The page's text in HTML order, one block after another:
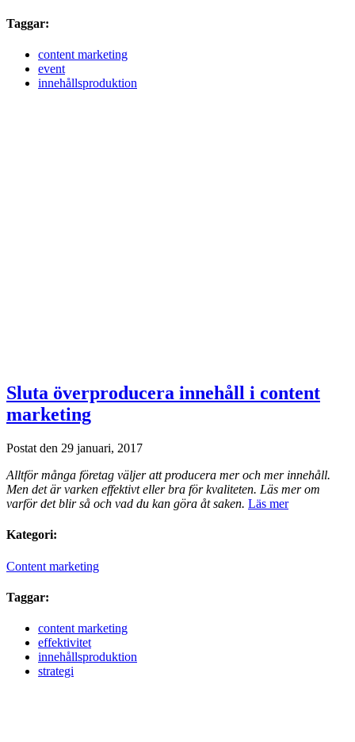
Taggar:
content marketing
event
innehållsproduktion
Sluta överproducera innehåll i content
marketing
Postat den 29 januari, 2017
Alltför många företag väljer att producera mer och mer innehåll.
Men det är varken effektivt eller bra för kvaliteten. Läs mer om
varför det blir så och vad du kan göra åt saken. Läs mer
Kategori:
Content marketing
Taggar:
content marketing
effektivitet
innehållsproduktion
strategi